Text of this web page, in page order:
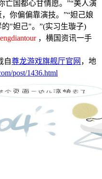
亡国都心甘情愿。”“美人演
你偏偏靠演技。”“妲己娘
的"妲己"。”(实习生璇子)
，横国资讯一手
自尊龙游戏旗舰厅官网 ，地
post/1436.html